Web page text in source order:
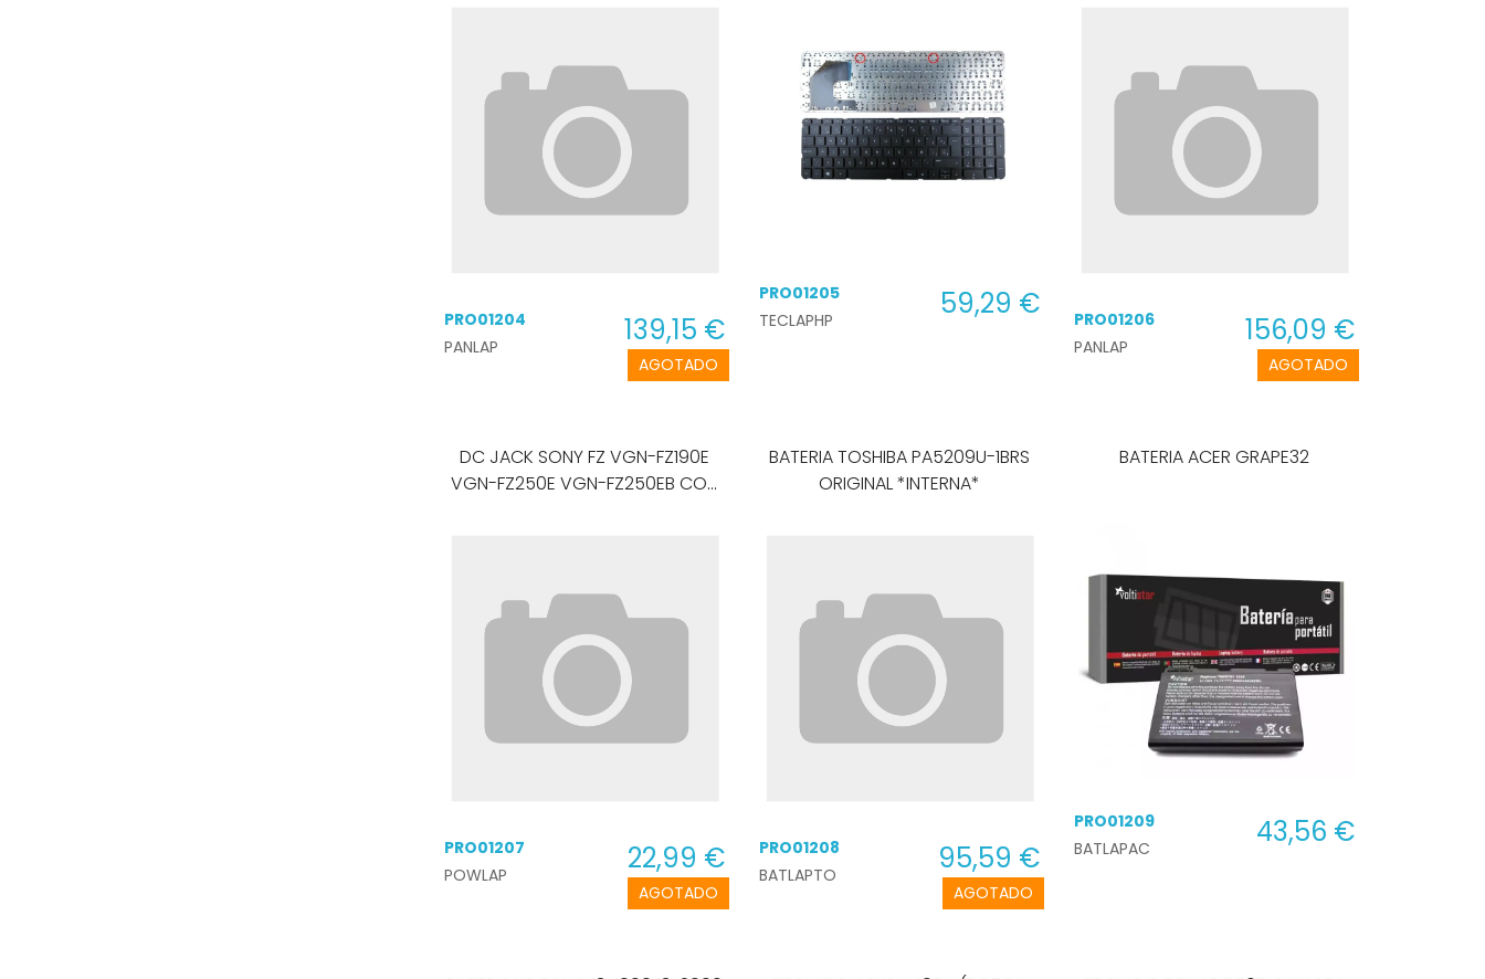
AGOTADO
PRO01204
PANLAP
139,15 €
PRO01205
TECLAPHP
59,29 €
AGOTADO
PRO01206
PANLAP
156,09 €
DC JACK SONY FZ VGN-FZ190E
VGN-FZ250E VGN-FZ250EB CON
AGOTADO
PRO01207
POWLAP
22,99 €
BATERIA TOSHIBA PA5209U-1BRS
ORIGINAL *INTERNA*
AGOTADO
PRO01208
BATLAPTO
95,59 €
BATERIA ACER GRAPE32
PRO01209
BATLAPAC
43,56 €